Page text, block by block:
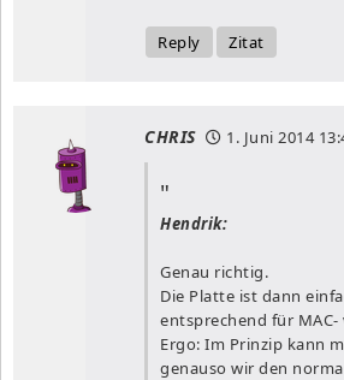
Reply Zitat
CHRIS 1. Juni 2014
Hendrik:
Genau richtig.
Die Platte ist dann
entsprechend für
Ergo: Im Prinzip kann
genauso wir den